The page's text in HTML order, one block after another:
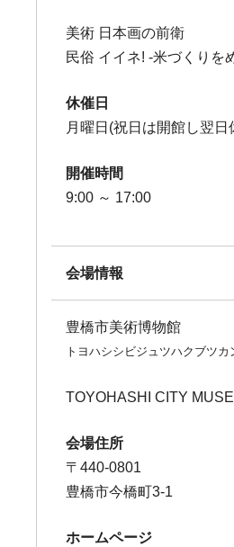
美術 日本画の前衛
民俗 イイネ! -米づくりを
休催日
月曜日(祝日は開館し翌日
開催時間
9:00 ～ 17:00
会場情報
豊橋市美術博物館
トヨハシシビジュツハクブツカ
TOYOHASHI CITY
会場住所
〒440-0801
豊橋市今橋町3-1
ホームページ